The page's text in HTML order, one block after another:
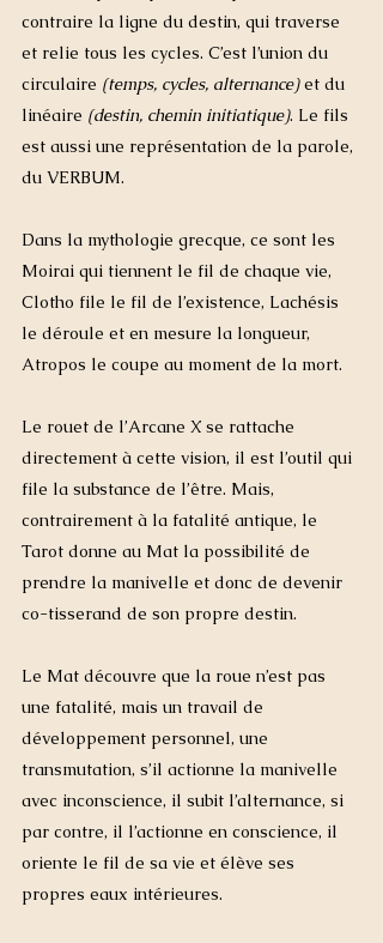
contraire la ligne du destin, qui traverse
et relie tous les cycles. C’est l’union du
circulaire (temps, cycles, alternance) et du
linéaire (destin, chemin initiatique). Le fils
est aussi une représentation de la parole,
du VERBUM.
Dans la mythologie grecque, ce sont les
Moirai qui tiennent le fil de chaque vie,
Clotho file le fil de l’existence, Lachésis
le déroule et en mesure la longueur,
Atropos le coupe au moment de la mort.
Le rouet de l’Arcane X se rattache
directement à cette vision, il est l’outil qui
file la substance de l’être. Mais,
contrairement à la fatalité antique, le
Tarot donne au Mat la possibilité de
prendre la manivelle et donc de devenir
co-tisserand de son propre destin.
Le Mat découvre que la roue n’est pas
une fatalité, mais un travail de
développement personnel, une
transmutation, s’il actionne la manivelle
avec inconscience, il subit l’alternance, si
par contre, il l’actionne en conscience, il
oriente le fil de sa vie et élève ses
propres eaux intérieures.